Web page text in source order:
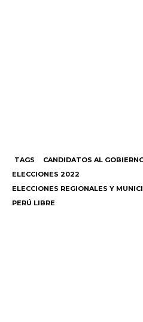
TAGS
CANDIDATOS AL
ELECCIONES 2022
ELECCIONES REGIONALES Y
PERÚ LIBRE